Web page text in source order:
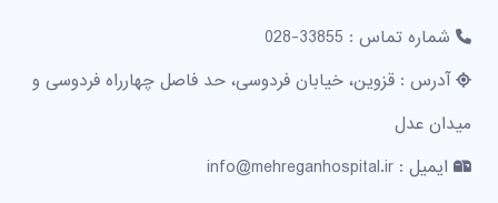
شماره تماس : 33855-028
آدرس : قزوین، خیابان فردوسی، حد فاصل چهارراه فردوسی و
میدان عدل
ایمیل : info@mehreganhospital.ir